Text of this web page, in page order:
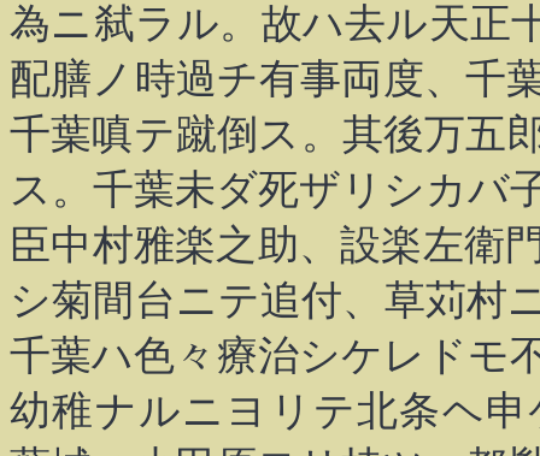
為ニ弑ラル。故ハ去ル天正
配膳ノ時過チ有事両度、千
千葉嗔テ蹴倒ス。其後万五
ス。千葉未ダ死ザリシカバ
臣中村雅楽之助、設楽左衛
シ菊間台ニテ追付、草苅村
千葉ハ色々療治シケレドモ
幼稚ナルニヨリテ北条ヘ